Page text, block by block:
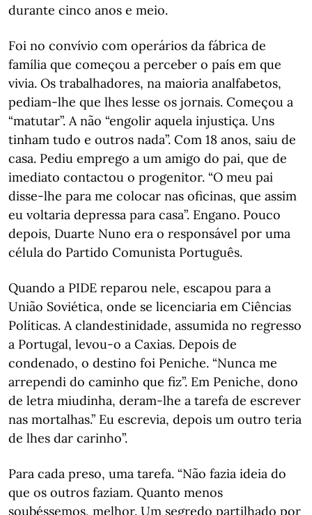
durante cinco anos e meio.
Foi no convívio com operários da fábrica de
família que começou a perceber o país em que
vivia. Os trabalhadores, na maioria analfabetos,
pediam-lhe que lhes lesse os jornais. Começou a
“matutar”. A não “engolir aquela injustiça. Uns
tinham tudo e outros nada”. Com 18 anos, saiu de
casa. Pediu emprego a um amigo do pai, que de
imediato contactou o progenitor. “O meu pai
disse-lhe para me colocar nas oficinas, que assim
eu voltaria depressa para casa”. Engano. Pouco
depois, Duarte Nuno era o responsável por uma
célula do Partido Comunista Português.
Quando a PIDE reparou nele, escapou para a
União Soviética, onde se licenciaria em Ciências
Políticas. A clandestinidade, assumida no regresso
a Portugal, levou-o a Caxias. Depois de
condenado, o destino foi Peniche. “Nunca me
arrependi do caminho que fiz”. Em Peniche, dono
de letra miudinha, deram-lhe a tarefa de escrever
nas mortalhas.” Eu escrevia, depois um outro teria
de lhes dar carinho”.
Para cada preso, uma tarefa. “Não fazia ideia do
que os outros faziam. Quanto menos
soubéssemos, melhor. Um segredo partilhado por